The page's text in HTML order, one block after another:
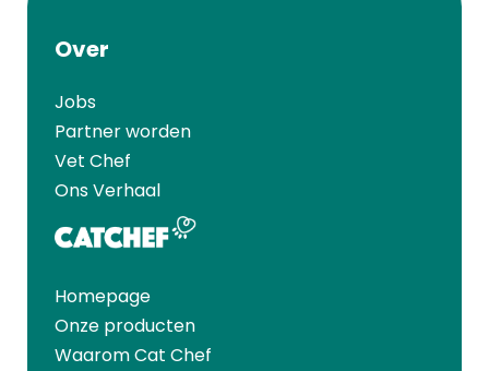
Over
Jobs
Partner worden
Vet Chef
Ons Verhaal
Homepage
Onze producten
Waarom Cat Chef